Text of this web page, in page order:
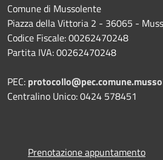
Comune di Mussolente
Piazza della Vittoria 2 - 36065 -
Codice Fiscale: 00262470248
Partita IVA: 00262470248
PEC:
Centralino Unico: 0424 578451
Prenotazione appuntamento